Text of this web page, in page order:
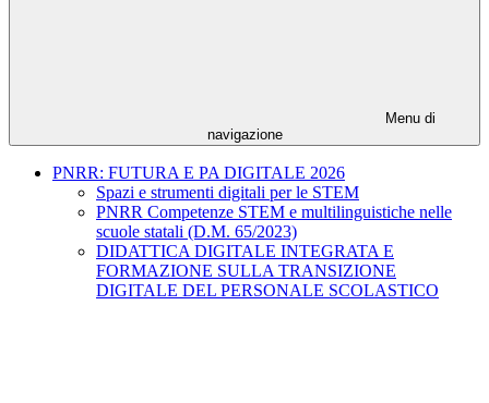
Menu di
navigazione
PNRR: FUTURA E PA DIGITALE 2026
Spazi e strumenti digitali per le STEM
PNRR Competenze STEM e multilinguistiche nelle
scuole statali (D.M. 65/2023)
DIDATTICA DIGITALE INTEGRATA E
FORMAZIONE SULLA TRANSIZIONE
DIGITALE DEL PERSONALE SCOLASTICO